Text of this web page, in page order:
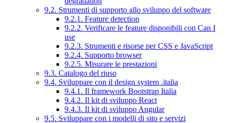
9.2. Strumenti di supporto allo sviluppo del software
9.2.1. Feature detection
9.2.2. Verificare le feature disponibili con Can I
use
9.2.3. Strumenti e risorse per CSS e JavaScript
9.2.4. Supporto browser
9.2.5. Misurare le prestazioni
9.3. Catalogo del riuso
9.4. Sviluppare con il design system .italia
9.4.1. Il framework Bootstrap Italia
9.4.2. Il kit di sviluppo React
9.4.3. Il kit di sviluppo Angular
9.5. Sviluppare con i modelli di sito e servizi